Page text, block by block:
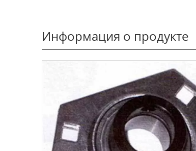
Информация о продукте